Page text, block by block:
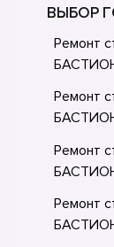
ВЫБОР
Ремонт
Ремонт
Ремонт
Ремонт